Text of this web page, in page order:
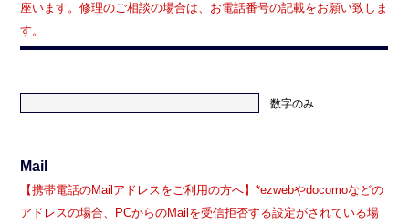
座います。修理のご相談の場合は、お電話番号の記載をお願い致しま
す。
数字のみ
Mail
【携帯電話のMailアドレスをご利用の方へ】*ezwebやdocomoなどの
アドレスの場合、PCからのMailを受信拒否する設定がされている場